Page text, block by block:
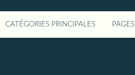
CATÉGORIES PRINCIPALES PAGES